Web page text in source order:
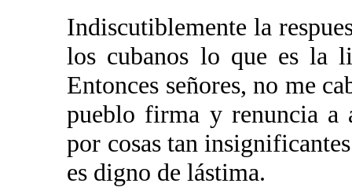
Indiscutiblemente la
los cubanos lo que es la
Entonces señores, no me
pueblo firma y renuncia a
por cosas tan
es digno de lástima.